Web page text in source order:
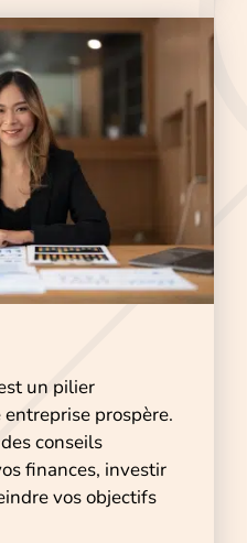
un pilier
prospère.
conseils
finances, investir
vos objectifs